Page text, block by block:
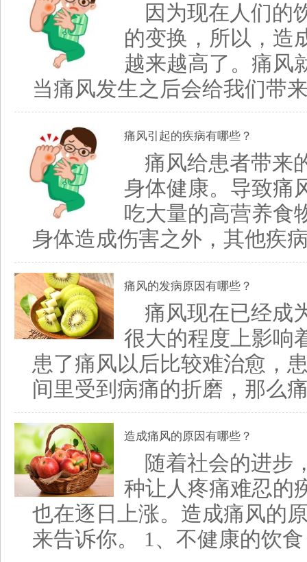
因为现在人们的
的变换，所以，造
越来越高了。痛风
当痛风发生之后会给我们带
痛风引起的疾病有哪些？
痛风给患者带来
身体健康。导致痛
吃大量的高营养食
身体造成伤害之外，其他疾
痛风的发病原因有哪些？
痛风现在已经成
很大的程度上影响
患了痛风以后比较难治愈，
间里受到病痛的折磨，那么
造成痛风的原因有哪些？
随着社会的进步
种让人疼痛难忍的
也在逐日上涨。造成痛风的
来告诉你。 1、不健康的饮